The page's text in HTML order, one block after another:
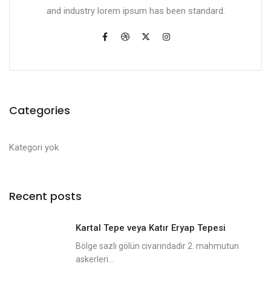
and industry lorem ipsum has been standard.
Categories
Kategori yok
Recent posts
Kartal Tepe veya Katır Eryap Tepesi
Bölge sazlı gölün civarındadır 2. mahmutun
askerleri...